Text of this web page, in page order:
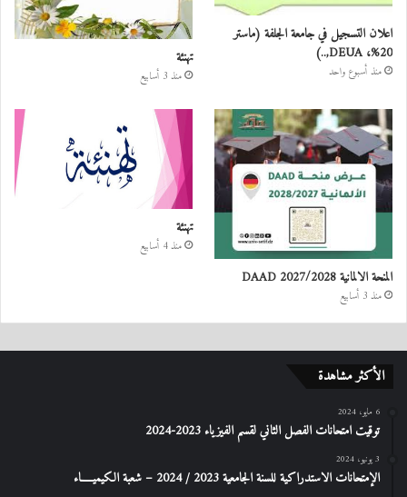
اعلان التسجيل في جامعة الجلفة (ماستر
20%، DEUA,..)
منذ أسبوع واحد
تهنئة
منذ 3 أسابيع
المنحة الالمانية DAAD 2027/2028
منذ 3 أسابيع
تهنئة
منذ 4 أسابيع
الأكثر مشاهدة
6 مايو، 2024
توقيت امتحانات الفصل الثاني لقسم الفيزياء 2023-2024
3 يونيو، 2024
الإمتحانات الاستدراكیة للسنة الجامعیة 2023 / 2024 – شعبة الكیمیـــــاء